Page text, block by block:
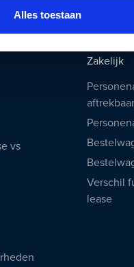
Alles toestaan
Citroën
vs
Zakelijk
Verschil
lease